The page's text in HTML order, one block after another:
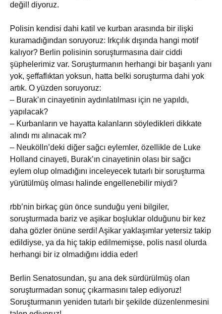
değil! diyoruz.
Polisin kendisi dahi katil ve kurban arasında bir ilişki
kuramadığından soruyoruz: Irkçılık dışında hangi motif
kalıyor? Berlin polisinin soruşturmasına dair ciddi
şüphelerimiz var. Soruşturmanın herhangi bir başarılı yanı
yok, şeffaflıktan yoksun, hatta belki soruşturma dahi yok
artık. O yüzden soruyoruz:
– Burak’ın cinayetinin aydınlatılması için ne yapıldı,
yapılacak?
– Kurbanların ve hayatta kalanların söyledikleri dikkate
alındı mı alınacak mı?
– Neukölln’deki diğer sağcı eylemler, özellikle de Luke
Holland cinayeti, Burak’ın cinayetinin olası bir sağcı
eylem olup olmadığını inceleyecek tutarlı bir soruşturma
yürütülmüş olması halinde engellenebilir miydi?
rbb’nin birkaç gün önce sunduğu yeni bilgiler,
soruşturmada bariz ve aşikar boşluklar olduğunu bir kez
daha gözler önüne serdi! Aşikar yaklaşımlar yetersiz takip
edildiyse, ya da hiç takip edilmemişse, polis nasıl olurda
herhangi bir iz olmadığını iddia eder!
Berlin Senatosundan, şu ana dek sürdürülmüş olan
soruşturmadan sonuç çıkarmasını talep ediyoruz!
Soruşturmanın yeniden tutarlı bir şekilde düzenlenmesini